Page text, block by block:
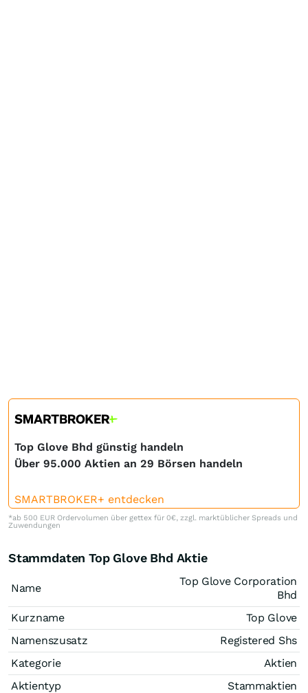
Top Glove Bhd günstig handeln
Über 95.000 Aktien an 29 Börsen handeln
SMARTBROKER+ entdecken
*ab 500 EUR Ordervolumen über gettex für 0€, zzgl. marktüblicher Spreads und
Zuwendungen
Stammdaten Top Glove Bhd Aktie
Name
Top Glove Corporation
Bhd
Kurzname
Top Glove
Namenszusatz
Registered Shs
Kategorie
Aktien
Aktientyp
Stammaktien